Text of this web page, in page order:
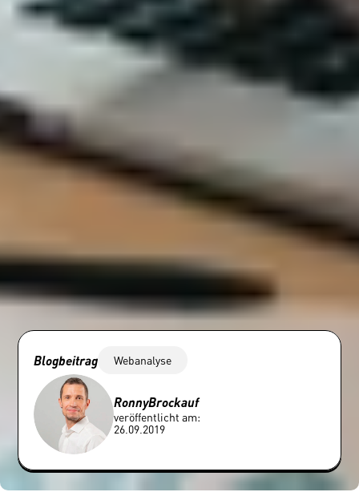
Blogbeitrag Webanalyse
RonnyBrockauf
veröffentlicht am:
26.09.2019